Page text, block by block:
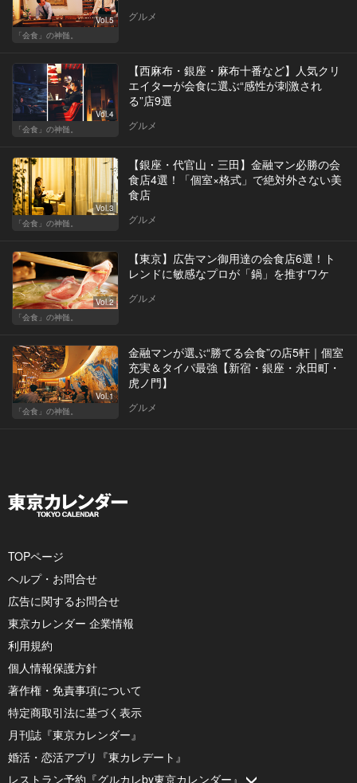
Vol.5
「会食」の神髄。
グルメ
Vol.4
「会食」の神髄。
【西麻布・銀座・麻布十番など】人気クリ
エイターが会食に選ぶ“感性が刺激され
る”店9選
グルメ
Vol.3
「会食」の神髄。
【銀座・代官山・三田】金融マン必勝の会
食店4選！「個室×格式」で絶対外さない美
食店
グルメ
Vol.2
「会食」の神髄。
【東京】広告マン御用達の会食店6選！ト
レンドに敏感なプロが「鍋」を推すワケ
グルメ
Vol.1
「会食」の神髄。
金融マンが選ぶ“勝てる会食”の店5軒｜個室
充実＆タイパ最強【新宿・銀座・永田町・
虎ノ門】
グルメ
TOPページ
ヘルプ・お問合せ
広告に関するお問合せ
東京カレンダー 企業情報
利用規約
個人情報保護方針
著作権・免責事項について
特定商取引法に基づく表示
月刊誌『東京カレンダー』
婚活・恋活アプリ『東カレデート』
レストラン予約『グルカレby東京カレンダー』